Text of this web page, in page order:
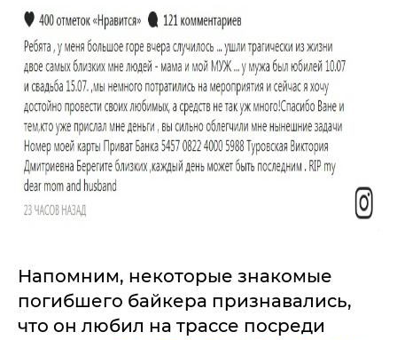
Напомним, некоторые знакомые
погибшего байкера признавались,
что он любил на трассе посреди